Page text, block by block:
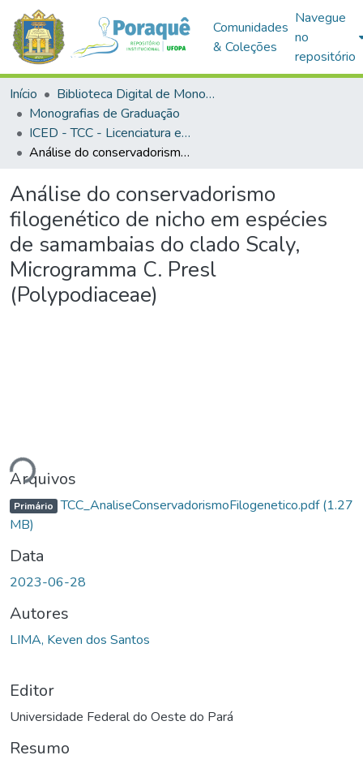
Comunidades
& Coleções
Navegue
no
repositório
Início
Biblioteca Digital de Monografias (BDM)
Monografias de Graduação
ICED - TCC - Licenciatura em Ciências Biológicas
Análise do conservadorismo filogenético de nicho em espécies de samambaias do clado Scaly, Microgramma C. Presl (Polypodiaceae)
Análise do conservadorismo
filogenético de nicho em espécies
de samambaias do clado Scaly,
Microgramma C. Presl
(Polypodiaceae)
Arquivos
Primário TCC_AnaliseConservadorismoFilogenetico.pdf(1.27
MB)
Data
2023-06-28
Autores
LIMA, Keven dos Santos
Editor
Universidade Federal do Oeste do Pará
Resumo